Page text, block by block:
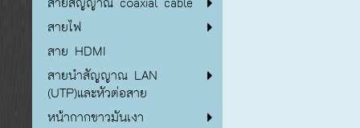
สายไฟ
สาย HDMI
สายนำสัญญาณ LAN
(UTP)และหัวต่อสาย
หน้ากากขาวมันเงา